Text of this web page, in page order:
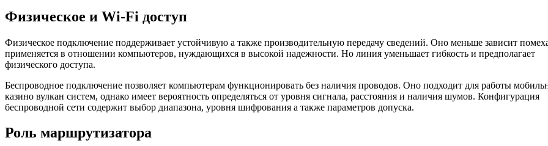
Физическое и Wi-Fi доступ
Физическое подключение поддерживает устойчивую а также производительную передачу сведений. Оно меньше зависит
применяется в отношении компьютеров, нуждающихся в высокой надежности. Но линия уменьшает гибкость и предполагает
физического доступа.
Беспроводное подключение позволяет компьютерам функционировать без наличия проводов. Оно подходит для работы
казино вулкан систем, однако имеет вероятность определяться от уровня сигнала, расстояния и наличия шумов. Конфигурация
беспроводной сети содержит выбор диапазона, уровня шифрования а также параметров допуска.
Роль маршрутизатора